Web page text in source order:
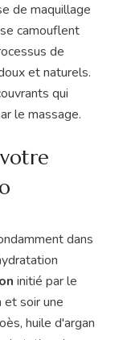
de maquillage
camouflent
de
et naturels.
qui
le massage.
dans
initié par le
et soir une
huile d'argan